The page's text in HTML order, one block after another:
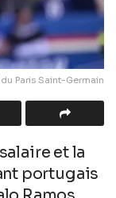
Paris Saint-Germain
et la
portugais